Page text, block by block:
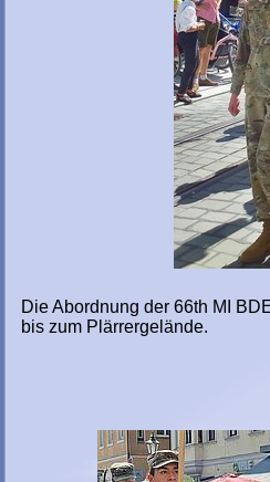
Die Abordnung der 66th MI
bis zum Plärrergelände.